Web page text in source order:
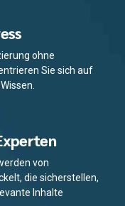
ohne
Sie sich auf
von
die sicherstellen,
Inhalte